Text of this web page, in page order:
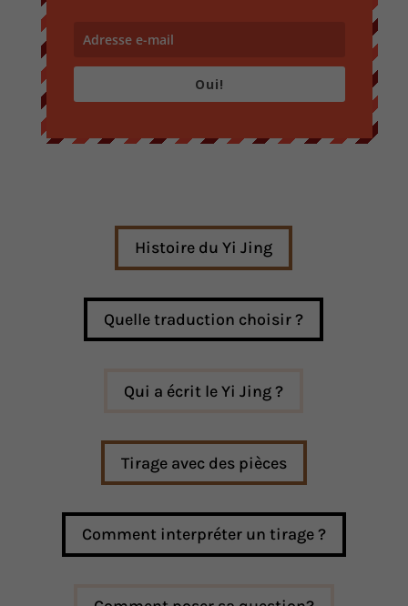
Oui!
Histoire du Yi Jing
Quelle traduction choisir ?
Qui a écrit le Yi Jing ?
Tirage avec des pièces
Comment interpréter un tirage ?